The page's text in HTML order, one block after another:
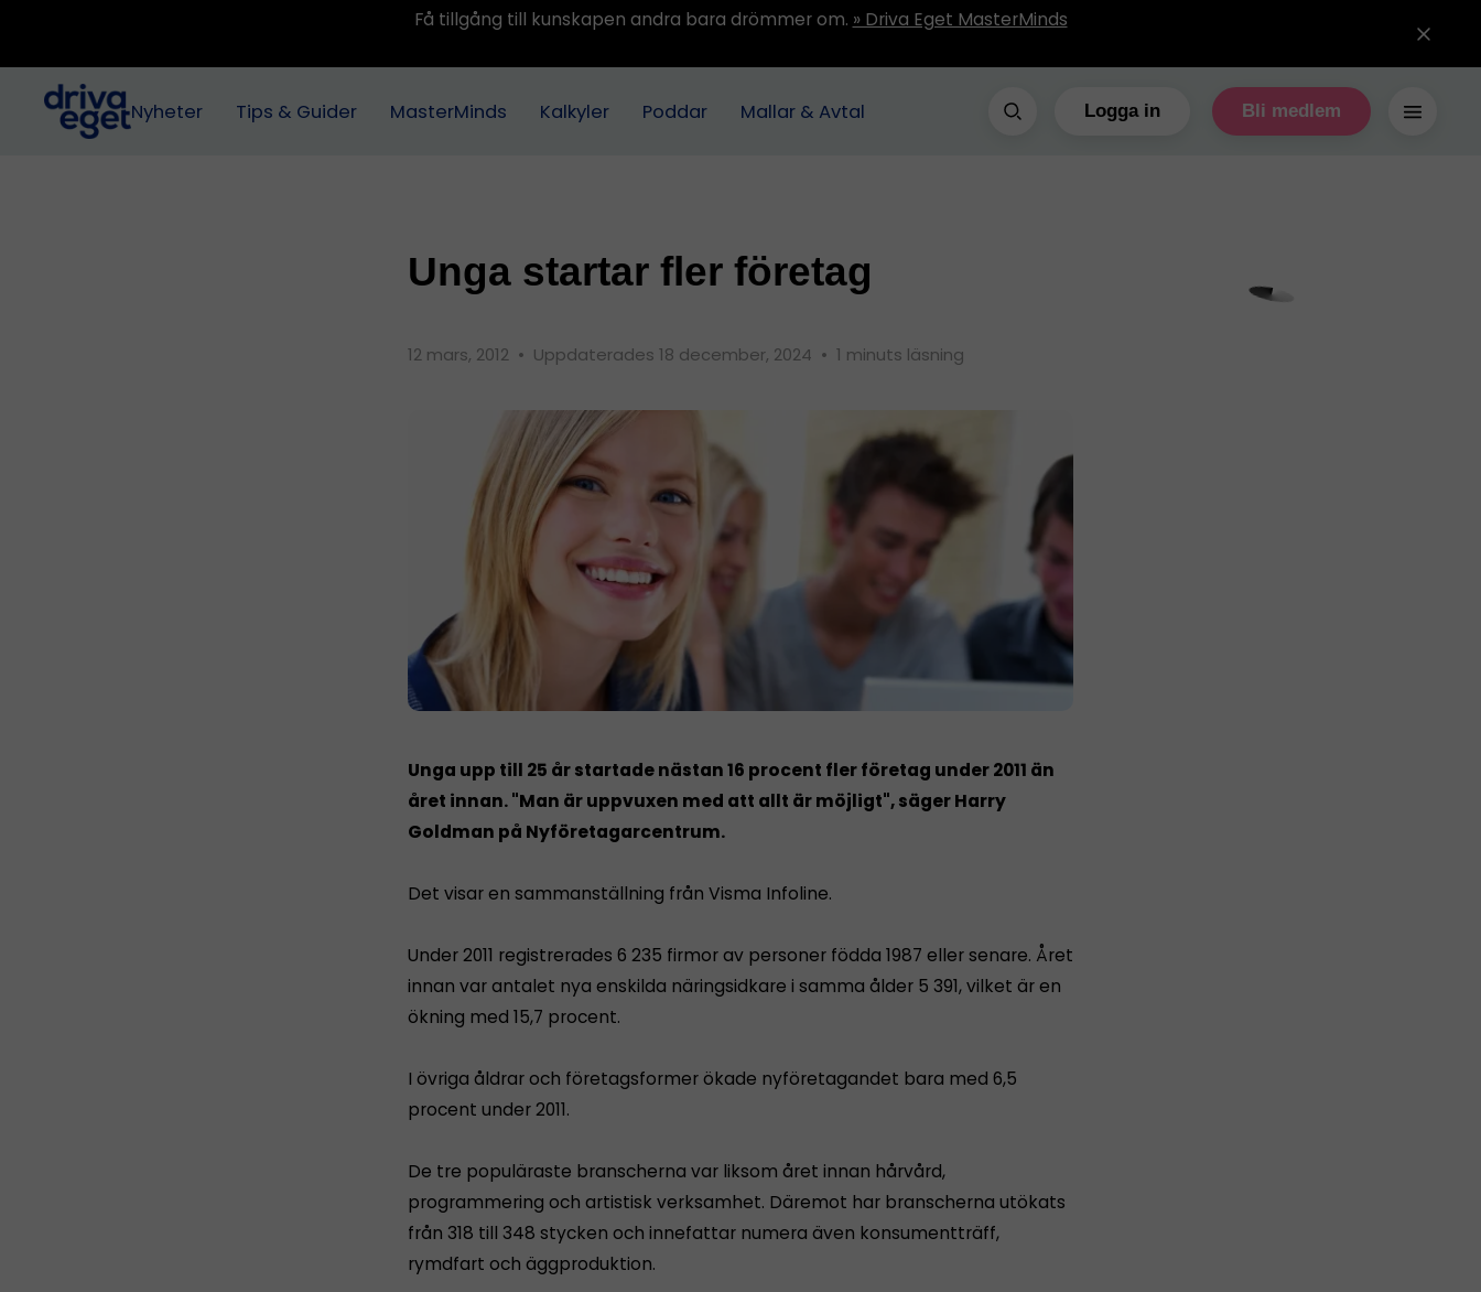
Få tillgång till kunskapen andra bara drömmer om. » Driva Eget MasterMinds
Nyheter Tips & Guider MasterMinds Kalkyler Poddar Mallar & Avtal Logga in Bli medlem
Unga startar fler företag
12 mars, 2012 • Uppdaterades 18 december, 2024 • 1 minuts läsning
Unga upp till 25 år startade nästan 16 procent fler företag under 2011 än
året innan. "Man är uppvuxen med att allt är möjligt", säger Harry
Goldman på Nyföretagarcentrum.
Det visar en sammanställning från Visma Infoline.
Under 2011 registrerades 6 235 firmor av personer födda 1987 eller senare. Året
innan var antalet nya enskilda näringsidkare i samma ålder 5 391, vilket är en
ökning med 15,7 procent.
I övriga åldrar och företagsformer ökade nyföretagandet bara med 6,5
procent under 2011.
De tre populäraste branscherna var liksom året innan hårvård,
programmering och artistisk verksamhet. Däremot har branscherna utökats
från 318 till 348 stycken och innefattar numera även konsumentträff,
rymdfart och äggproduktion.